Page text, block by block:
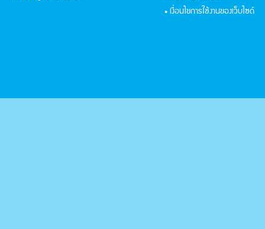
• เงื่อนไขการใช้งานของเว็บไซด์